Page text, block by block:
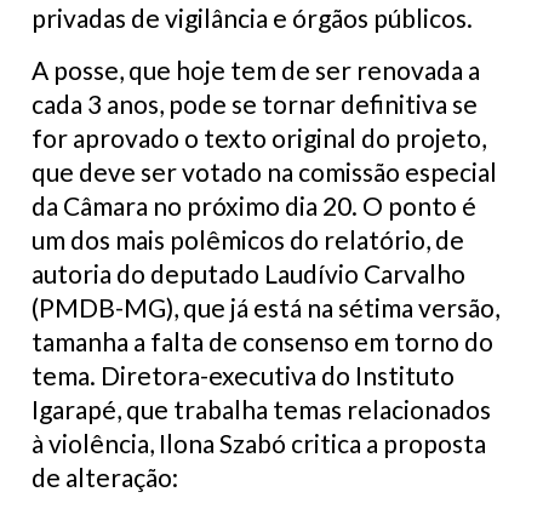
privadas de vigilância e órgãos públicos.
A posse, que hoje tem de ser renovada a
cada 3 anos, pode se tornar definitiva se
for aprovado o texto original do projeto,
que deve ser votado na comissão especial
da Câmara no próximo dia 20. O ponto é
um dos mais polêmicos do relatório, de
autoria do deputado Laudívio Carvalho
(PMDB-MG), que já está na sétima versão,
tamanha a falta de consenso em torno do
tema. Diretora-executiva do Instituto
Igarapé, que trabalha temas relacionados
à violência, Ilona Szabó critica a proposta
de alteração: